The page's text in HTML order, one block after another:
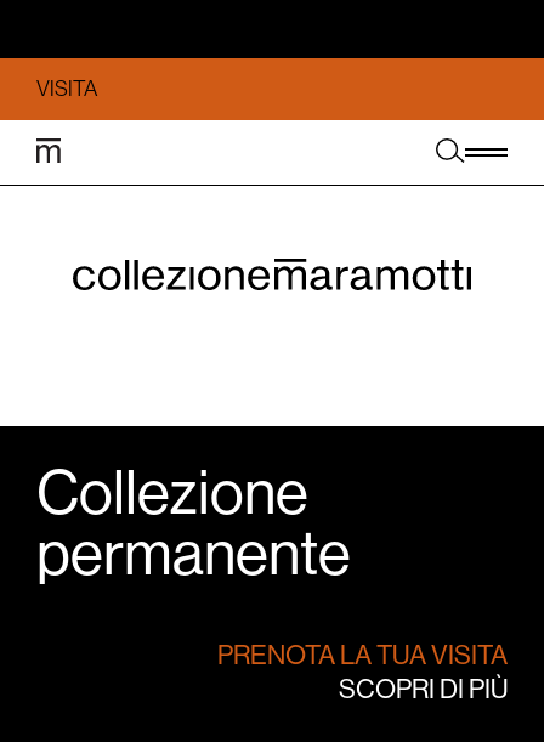
VISITA
Collezione
permanente
PRENOTA LA TUA VISITA
SCOPRI DI PIÙ